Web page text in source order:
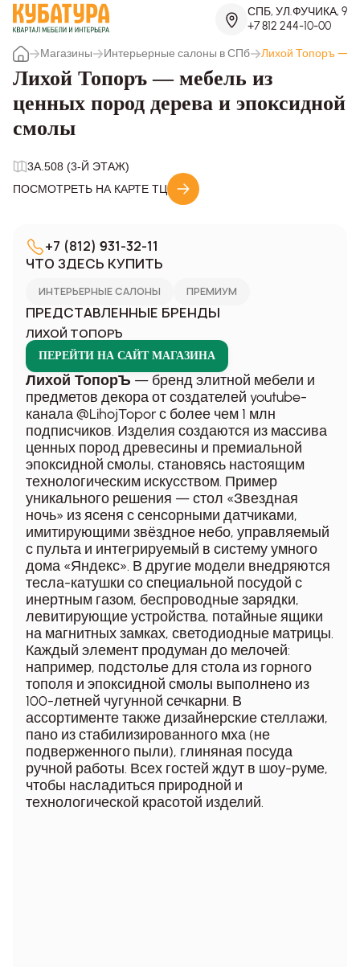
СПБ, УЛ.ФУЧИКА, 9
+7 812 244-10-00
Магазины
Интерьерные салоны в СПб Лихой Топоръ —
Лихой Топоръ — мебель из
ценных пород дерева и эпоксидной
смолы
3A.508 (3-Й ЭТАЖ)
ПОСМОТРЕТЬ НА КАРТЕ ТЦ
+7 (812) 931-32-11
ЧТО ЗДЕСЬ КУПИТЬ
ИНТЕРЬЕРНЫЕ САЛОНЫ ПРЕМИУМ
ПРЕДСТАВЛЕННЫЕ БРЕНДЫ
ЛИХОЙ ТОПОРЪ
ПЕРЕЙТИ НА САЙТ МАГАЗИНА
Лихой ТопорЪ — бренд элитной мебели и
предметов декора от создателей youtube-
канала @LihojTopor с более чем 1 млн
подписчиков. Изделия создаются из массива
ценных пород древесины и премиальной
эпоксидной смолы, становясь настоящим
технологическим искусством. Пример
уникального решения — стол «Звездная
ночь» из ясеня с сенсорными датчиками,
имитирующими звёздное небо, управляемый
с пульта и интегрируемый в систему умного
дома «Яндекс». В другие модели внедряются
тесла-катушки со специальной посудой с
инертным газом, беспроводные зарядки,
левитирующие устройства, потайные ящики
на магнитных замках, светодиодные матрицы.
Каждый элемент продуман до мелочей:
например, подстолье для стола из горного
тополя и эпоксидной смолы выполнено из
100-летней чугунной сечкарни. В
ассортименте также дизайнерские стеллажи,
пано из стабилизированного мха (не
подверженного пыли), глиняная посуда
ручной работы. Всех гостей ждут в шоу-руме,
чтобы насладиться природной и
технологической красотой изделий.